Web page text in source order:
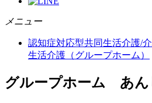
メニュー
認知症対応型共同生活介護/
生活介護（グループホーム）
グループホーム あ